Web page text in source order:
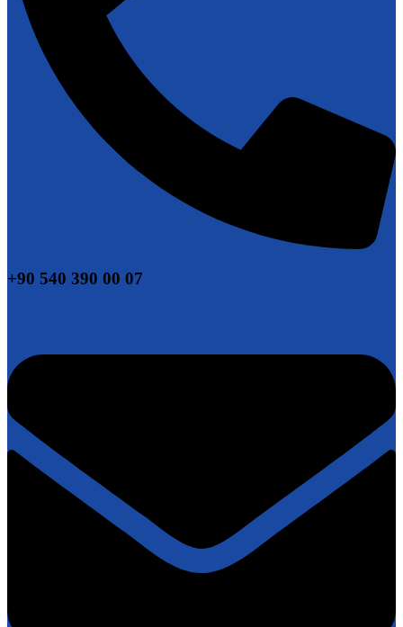
+90 540 390 00 07